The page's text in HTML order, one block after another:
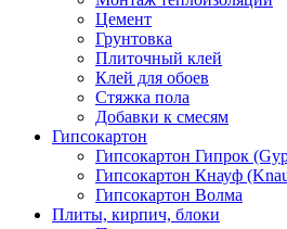
Цемент
Грунтовка
Плиточный клей
Клей для обоев
Стяжка пола
Добавки к смесям
Гипсокартон
Гипсокартон Гипрок
Гипсокартон Кнауф
Гипсокартон Волма
Плиты, кирпич, блоки